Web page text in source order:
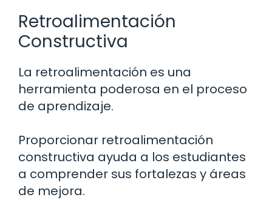
Retroalimentación
Constructiva
La retroalimentación es una
herramienta poderosa en el proceso
de aprendizaje.
Proporcionar retroalimentación
constructiva ayuda a los estudiantes
a comprender sus fortalezas y áreas
de mejora.